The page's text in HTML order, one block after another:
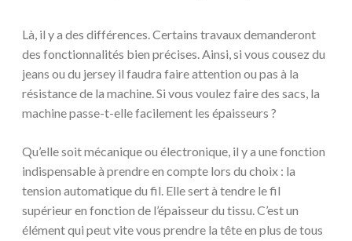
Là, il y a des différences. Certains travaux demanderont
des fonctionnalités bien précises. Ainsi, si vous cousez du
jeans ou du jersey il faudra faire attention ou pas à la
résistance de la machine. Si vous voulez faire des sacs, la
machine passe-t-elle facilement les épaisseurs ?
Qu’elle soit mécanique ou électronique, il y a une fonction
indispensable à prendre en compte lors du choix : la
tension automatique du fil. Elle sert à tendre le fil
supérieur en fonction de l’épaisseur du tissu. C’est un
élément qui peut vite vous prendre la tête en plus de tous